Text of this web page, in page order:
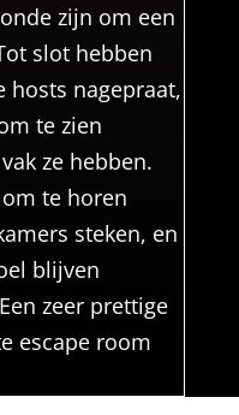
zijn om een
slot hebben
hosts nagepraat,
te zien
ze hebben.
te horen
steken, en
blijven
zeer prettige
escape room